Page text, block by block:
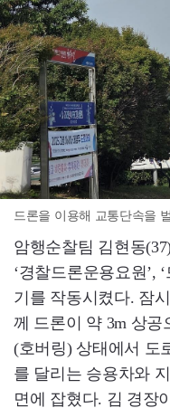
드론을 이용해 교통단속을
암행순찰팀 김현동
‘경찰드론운용요원’,
기를 작동시켰다. 잠
께 드론이 약 3m 상공
(호버링) 상태에서 도
를 달리는 승용차와
면에 잡혔다. 김 경장